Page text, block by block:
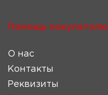
Помощь покупателю
О нас
Контакты
Реквизиты